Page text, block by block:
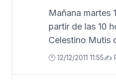
Adolescentes y
incluirá en la
de la UPO.
Mañana martes
partir de las 10
Celestino Mutis
Pablo de
🕐 12/12/2011 11:55✍️